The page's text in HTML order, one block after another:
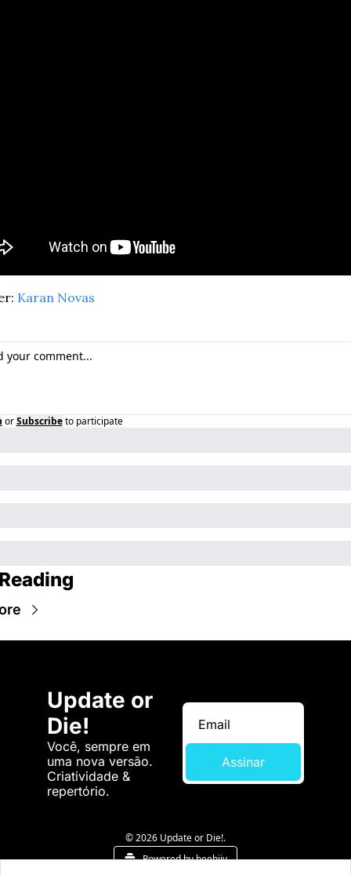
Karan Novas
or Subscribe to participate
Update or
Die!
Você, sempre em
uma nova versão.
Criatividade &
repertório.
Assinar
© 2026 Update or Die!.
Powered by beehiiv